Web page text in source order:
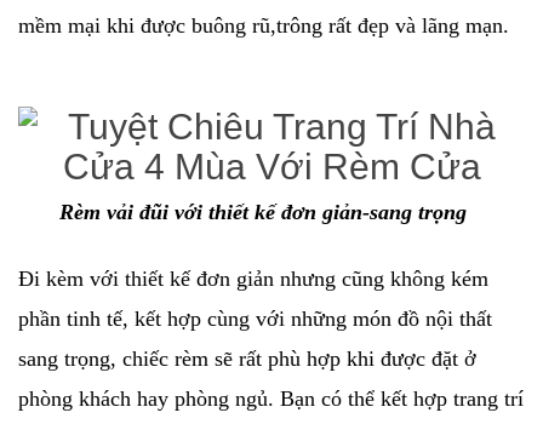
mềm mại khi được buông rũ,trông rất đẹp và lãng mạn.
Rèm vải đũi với thiết kế đơn giản-sang trọng
Đi kèm với thiết kế đơn giản nhưng cũng không kém
phần tinh tế, kết hợp cùng với những món đồ nội thất
sang trọng, chiếc rèm sẽ rất phù hợp khi được đặt ở
phòng khách hay phòng ngủ. Bạn có thể kết hợp trang trí